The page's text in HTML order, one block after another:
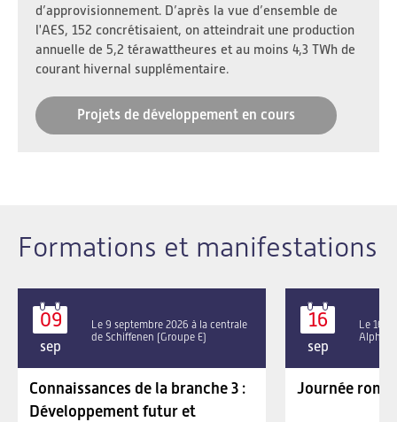
d’approvisionnement. D’après la vue d’ensemble de
l'AES, 152 concrétisaient, on atteindrait une production
annuelle de 5,2 térawattheures et au moins 4,3 TWh de
courant hivernal supplémentaire.
Projets de développement en cours
Formations et manifestations
09
sep
Le 9 septembre 2026 à la centrale
de Schiffenen (Groupe E)
Connaissances de la branche 3 :
Développement futur et
16
sep
Le 16
Alpha
Journée